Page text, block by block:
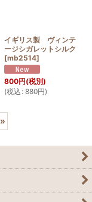
イギリス製 ヴィンテ
ージシガレットシルク
[mb2514]
800円(税別)
(税込 : 880円)
»